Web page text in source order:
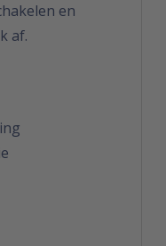
en
af.